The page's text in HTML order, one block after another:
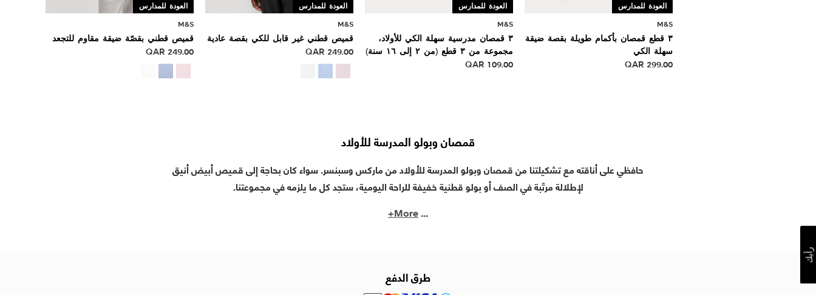
العودة للمدارس
M&S
٣ قطع قمصان بأكمام طويلة بقصة ضيقة
سهلة الكي
QAR 299.00
العودة للمدارس
M&S
٣ قمصان مدرسية سهلة الكي للأولاد،
مجموعة من ٣ قطع (من ٢ إلى ١٦ سنة)
QAR 109.00
العودة للمدارس
M&S
قميص قطني غير قابل للكي بقصة عادية
QAR 249.00
العودة للمدارس
M&S
قميص قطني بقصّة ضيقة مقاوم للتجعد
QAR 249.00
قمصان وبولو المدرسة للأولاد
حافظي على أناقته مع تشكيلتنا من قمصان وبولو المدرسة للأولاد من ماركس وسبنسر. سواء كان بحاجة إلى قميص أبيض أنيق
لإطلالة مرتّبة في الصف أو بولو قطنية خفيفة للراحة اليومية، ستجد كل ما يلزمه في مجموعتنا.
...
More+
طرق الدفع
رأيك